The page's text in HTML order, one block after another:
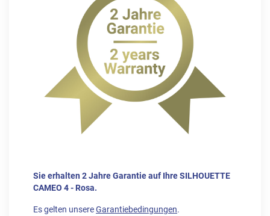
Sie erhalten 2 Jahre Garantie auf Ihre SILHOUETTE
CAMEO 4 - Rosa.
Es gelten unsereGarantiebedingungen.